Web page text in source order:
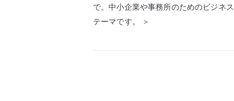
で。中小企業や事務所のためのビジネス
テーマです。 ＞